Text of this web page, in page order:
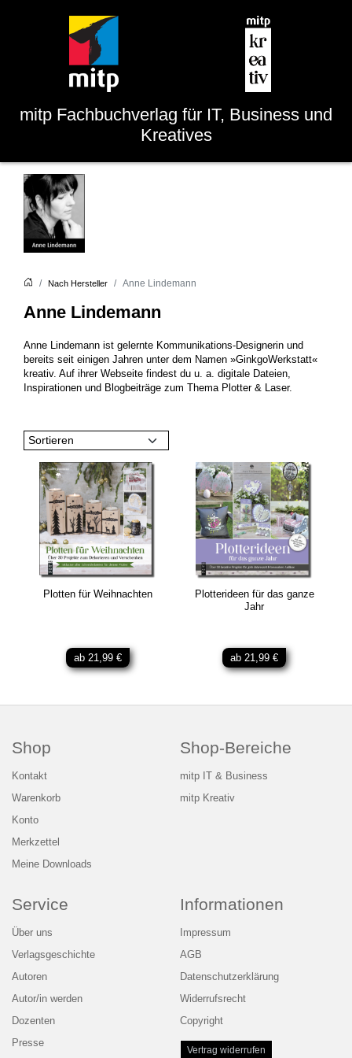
mitp Fachbuchverlag für IT, Business und
Kreatives
Nach Hersteller Anne Lindemann
Anne Lindemann
Anne Lindemann ist gelernte Kommunikations-Designerin und
bereits seit einigen Jahren unter dem Namen »GinkgoWerkstatt«
kreativ. Auf ihrer Webseite findest du u. a. digitale Dateien,
Inspirationen und Blogbeiträge zum Thema Plotter & Laser.
Sortieren
Plotten für Weihnachten
ab 21,99 €
Plotterideen für das ganze
Jahr
ab 21,99 €
Shop
Kontakt
Warenkorb
Konto
Merkzettel
Meine Downloads
Shop-Bereiche
mitp IT & Business
mitp Kreativ
Service
Über uns
Verlagsgeschichte
Autoren
Autor/in werden
Dozenten
Presse
Informationen
Impressum
AGB
Datenschutzerklärung
Widerrufsrecht
Copyright
Vertrag widerrufen